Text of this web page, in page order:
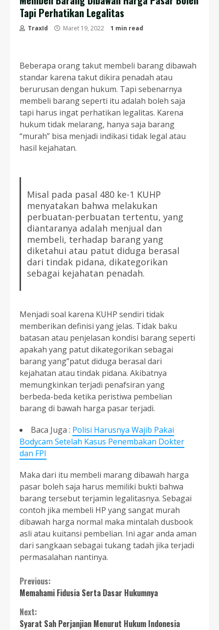
Tapi Perhatikan Legalitas
TraxId Maret 19, 2022 1 min read
Beberapa orang takut membeli barang dibawah
standar karena takut dikira penadah atau
berurusan dengan hukum. Tapi sebenarnya
membeli barang seperti itu adalah boleh saja
tapi harus ingat perhatikan legalitas. Karena
hukum tidak melarang, hanya saja barang
“murah” bisa menjadi indikasi tidak legal atau
hasil kejahatan.
Misal pada pasal 480 ke-1 KUHP
menyatakan bahwa melakukan
perbuatan-perbuatan tertentu, yang
diantaranya adalah menjual dan
membeli, terhadap barang yang
diketahui atau patut diduga berasal
dari tindak pidana, dikategorikan
sebagai kejahatan penadah.
Menjadi soal karena KUHP sendiri tidak
memberikan definisi yang jelas. Tidak baku
batasan atau penjelasan kondisi barang seperti
apakah yang patut dikategorikan sebagai
barang yang”patut diduga berasal dari
kejahatan atau tindak pidana. Akibatnya
memungkinkan terjadi penafsiran yang
berbeda-beda ketika peristiwa pembelian
barang di bawah harga pasar terjadi.
Baca Juga : Polisi Harusnya Wajib Pakai
Bodycam Setelah Kasus Penembakan Dokter
dan FPI
Maka dari itu membeli marang dibawah harga
pasar boleh saja harus memiliki bukti bahwa
barang tersebut terjamin legalitasnya. Sebagai
contoh jika membeli HP yang sangat murah
dibawah harga normal maka mintalah dusbook
asli atau kuitansi pembelian. Ini agar anda aman
dari sangkaan sebagai tukang tadah jika terjadi
permasalahan nantinya.
Continue
Reading
Previous:
Memahami Fidusia Serta Dasar Hukumnya
Next:
Syarat Sah Perjanjian Menurut Hukum Indonesia